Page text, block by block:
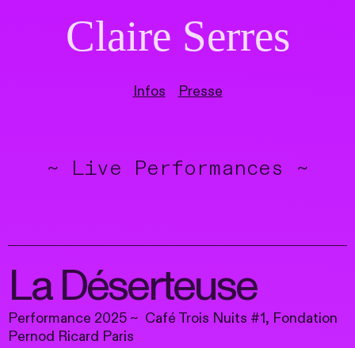
Claire Serres
Infos Presse
~ Live Performances ~
La Déserteuse
Performance 2025 ~ Café Trois Nuits #1, Fondation
Pernod Ricard Paris